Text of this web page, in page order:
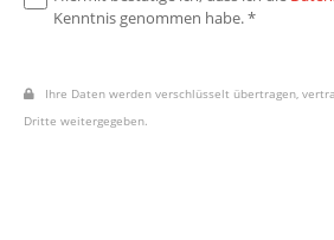
Kenntnis genommen habe. *
Ihre Daten werden verschlüsselt übertragen,
Dritte weitergegeben.